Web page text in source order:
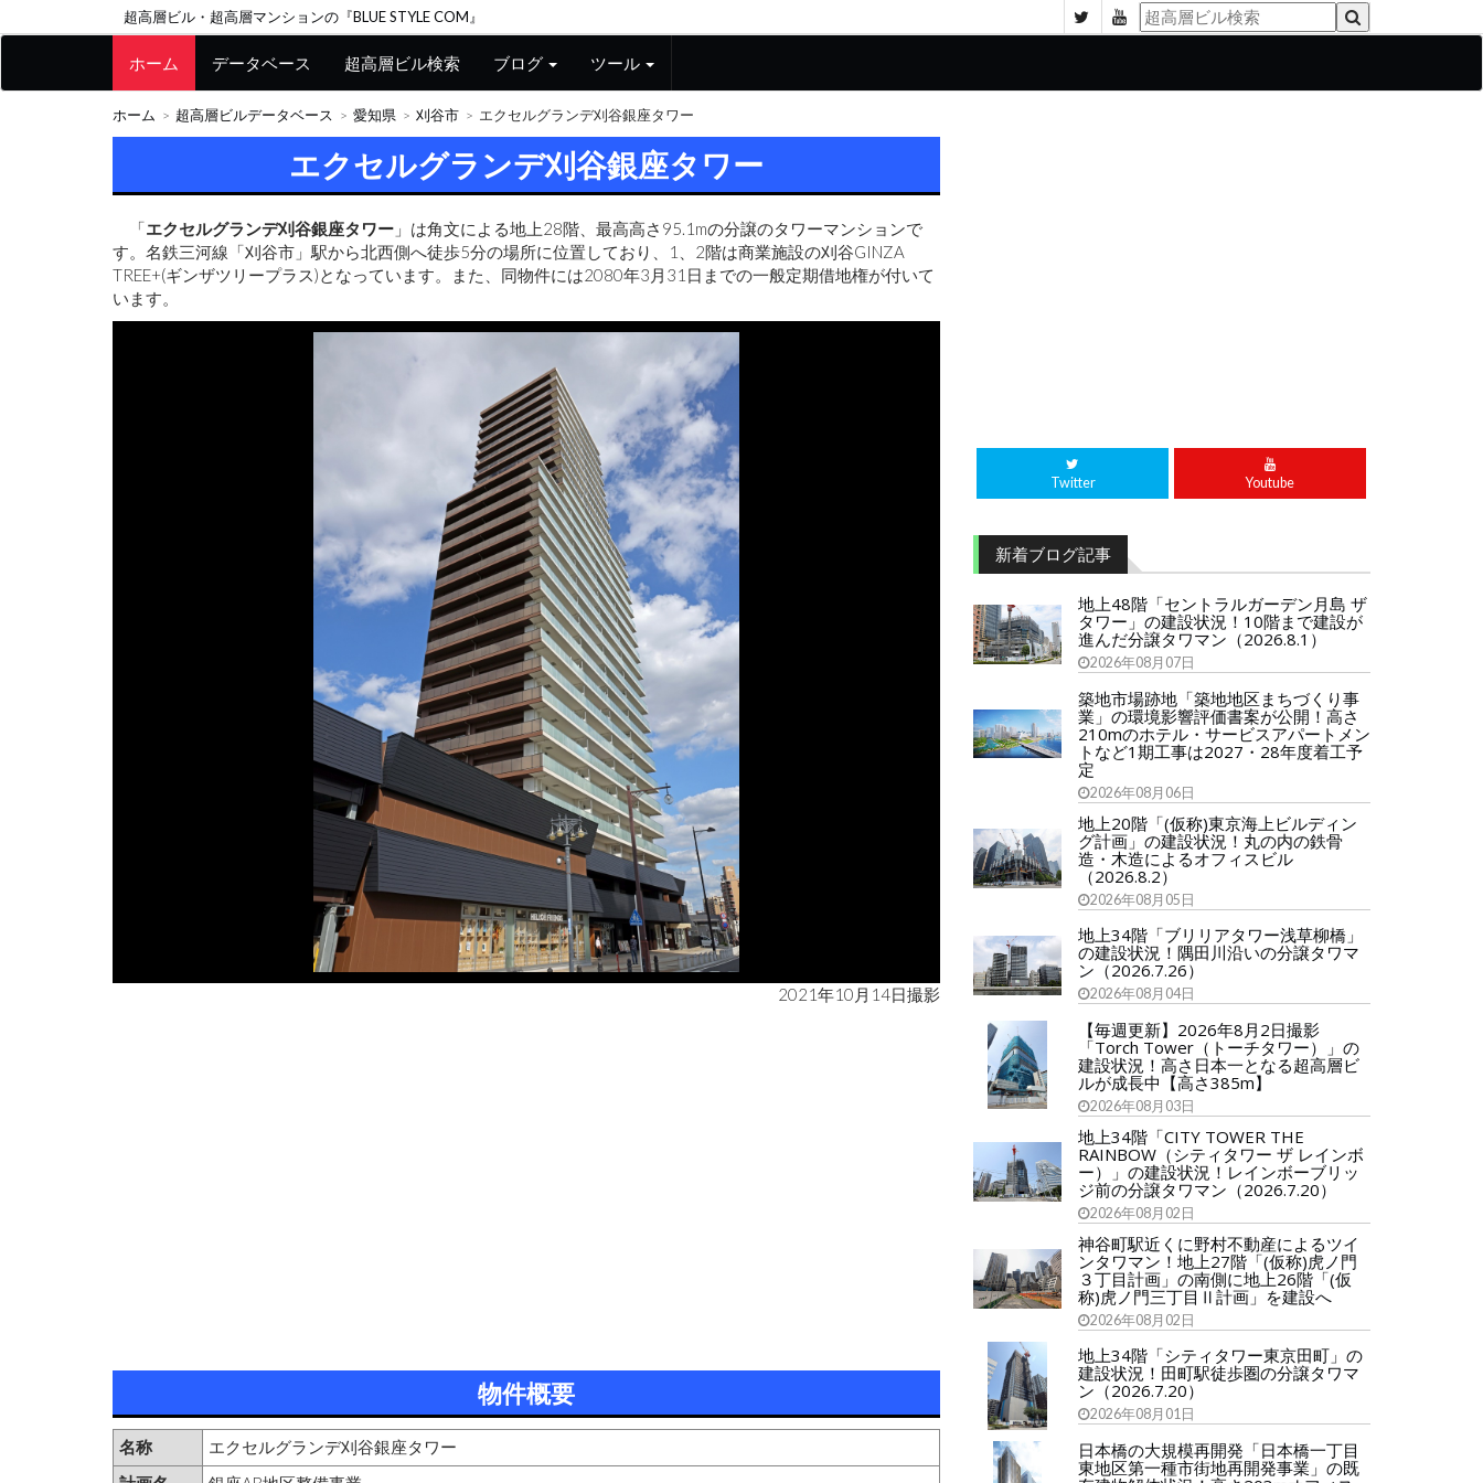
超高層ビル・超高層マンションの『BLUE STYLE COM』
ホーム データベース 超高層ビル検索 ブログ ツール
ホーム 超高層ビルデータベース 愛知県 刈谷市 エクセルグランデ刈谷銀座タワー
エクセルグランデ刈谷銀座タワー
「エクセルグランデ刈谷銀座タワー 」は角文による地上28階、最高高さ95.1mの分譲のタワーマンションで
す。名鉄三河線「刈谷市」駅から北西側へ徒歩5分の場所に位置しており、1、2階は商業施設の刈谷GINZA
TREE+(ギンザツリープラス)となっています。また、同物件には2080年3月31日までの一般定期借地権が付いて
います。
2021年10月14日撮影
物件概要
名称
エクセルグランデ刈谷銀座タワー
Twitter Youtube
新着ブログ記事
地上48階「セントラルガーデン月島 ザ
タワー」の建設状況！10階まで建設が
進んだ分譲タワマン（2026.8.1）
2026年08月07日
築地市場跡地「築地地区まちづくり事
業」の環境影響評価書案が公開！高さ
210mのホテル・サービスアパートメン
トなど1期工事は2027・28年度着工予
定
2026年08月06日
地上20階「(仮称)東京海上ビルディン
グ計画」の建設状況！丸の内の鉄骨
造・木造によるオフィスビル
（2026.8.2）
2026年08月05日
地上34階「ブリリアタワー浅草柳橋」
の建設状況！隅田川沿いの分譲タワマ
ン（2026.7.26）
2026年08月04日
【毎週更新】2026年8月2日撮影
「Torch Tower（トーチタワー）」の
建設状況！高さ日本一となる超高層ビ
ルが成長中【高さ385m】
2026年08月03日
地上34階「CITY TOWER THE
RAINBOW（シティタワー ザ レインボ
ー）」の建設状況！レインボーブリッ
ジ前の分譲タワマン（2026.7.20）
2026年08月02日
神谷町駅近くに野村不動産によるツイ
ンタワマン！地上27階「(仮称)虎ノ門
３丁目計画」の南側に地上26階「(仮
称)虎ノ門三丁目Ⅱ計画」を建設へ
2026年08月02日
地上34階「シティタワー東京田町」の
建設状況！田町駅徒歩圏の分譲タワマ
ン（2026.7.20）
2026年08月01日
日本橋の大規模再開発「日本橋一丁目
東地区第一種市街地再開発事業」の既